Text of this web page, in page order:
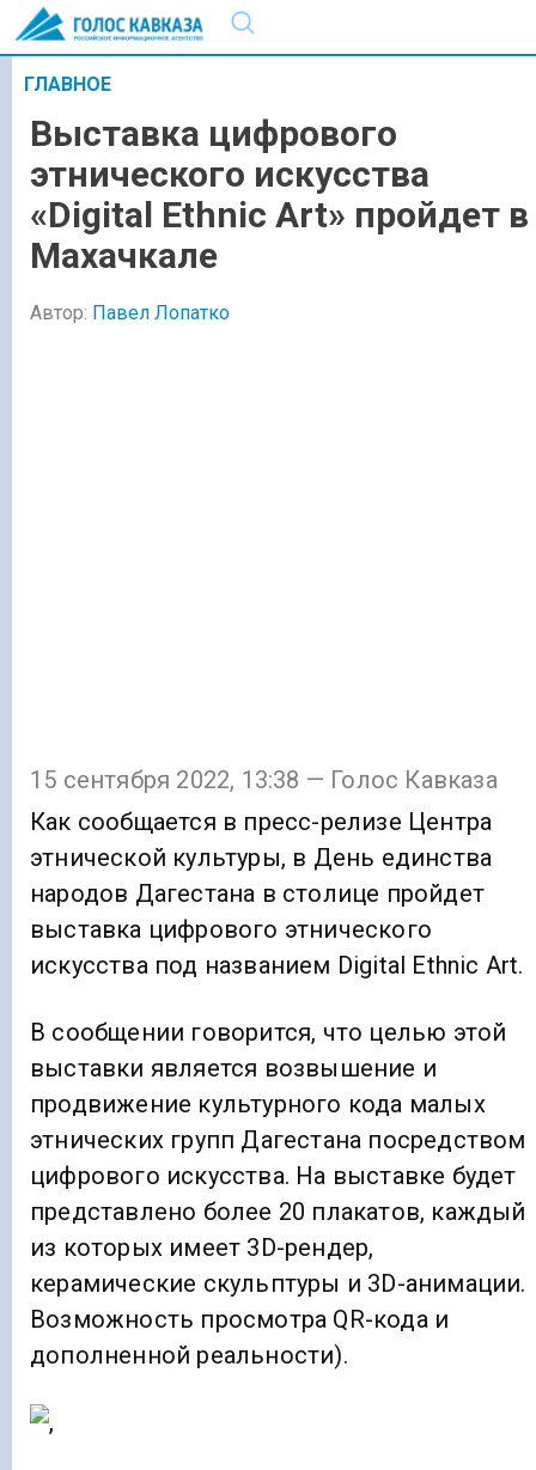
ГЛАВНОЕ
Выставка цифрового
этнического искусства
«Digital Ethnic Art» пройдет в
Махачкале
Автор: Павел Лопатко
15 сентября 2022, 13:38 — Голос Кавказа
Как сообщается в пресс-релизе Центра
этнической культуры, в День единства
народов Дагестана в столице пройдет
выставка цифрового этнического
искусства под названием Digital Ethnic Art.
В сообщении говорится, что целью этой
выставки является возвышение и
продвижение культурного кода малых
этнических групп Дагестана посредством
цифрового искусства. На выставке будет
представлено более 20 плакатов, каждый
из которых имеет 3D-рендер,
керамические скульптуры и 3D-анимации.
Возможность просмотра QR-кода и
дополненной реальности).